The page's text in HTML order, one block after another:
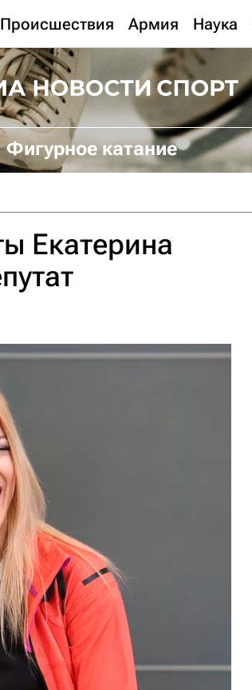
Происшествия Армия Наука
Фигурное катание
Екатерина